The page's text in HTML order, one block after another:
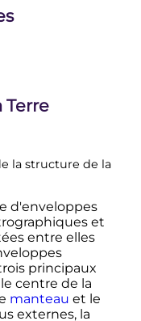
la structure de la
d'enveloppes
et
entre elles
principaux
centre de la
manteau et le
externes, la